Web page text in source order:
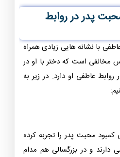
پدر در روابط
با نشانه هایی زیادی همراه
مخالفی است که دختر با او در
عاطفی او دارد. در زیر به
کمبود محبت پدر را تجربه کرده
دارند و در بزرگسالی هم مدام